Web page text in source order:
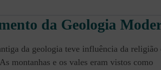
da Geologia
da geologia teve influência da religião
montanhas e os vales eram vistos como